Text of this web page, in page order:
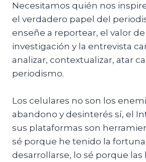
Necesitamos quién nos
el verdadero papel del
enseñe a reportear, el valor de
investigación y la entrevista
analizar, contextualizar, atar
periodismo.
Los celulares no son los
abandono y desinterés sí, el
sus plataformas son
sé porque he tenido la
desarrollarse, lo sé porque las